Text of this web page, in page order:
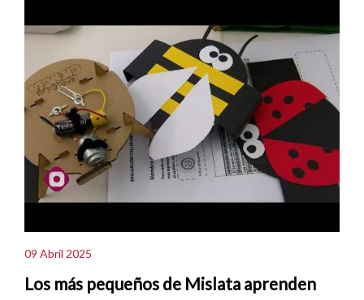
09 Abril 2025
Los más pequeños de Mislata aprenden